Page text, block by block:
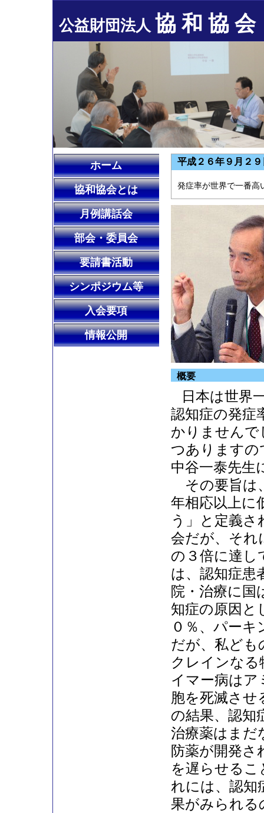
公益財団法人 協 和 協 会
ホーム
協和協会とは
月例講話会
部会・委員会
要請書活動
シンポジウム等
入会要項
情報公開
平成２６年９月２
発症率が世界で一番高
概要
日本は世界
認知症の発症
かりませんで
つありますの
中谷一泰先生
その要旨は
年相応以上に
う」と定義さ
会だが、それ
の３倍に達し
は、認知症患
院・治療に国
知症の原因と
０％、パーキ
だが、私ども
クレインな
イマー病はア
胞を死滅さ
の結果、認知
治療薬はまだ
防薬が開発さ
を遅らせる
れには、認知
果がみられる